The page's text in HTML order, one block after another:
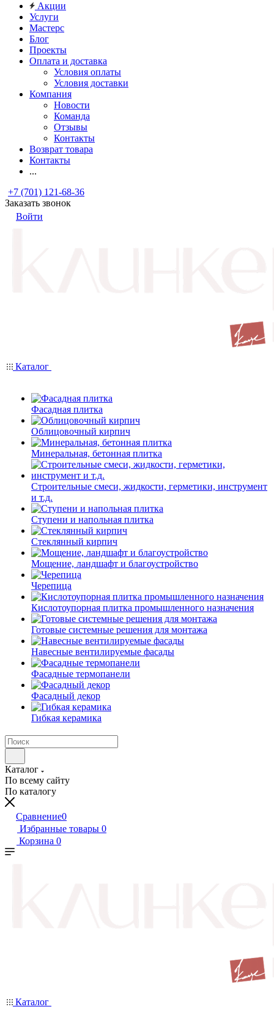
Акции
Услуги
Мастерс
Блог
Проекты
Оплата и доставка
Условия оплаты
Условия доставки
Компания
Новости
Команда
Отзывы
Контакты
Возврат товара
Контакты
...
+7 (701) 121-68-36
Заказать звонок
Войти
Каталог
Фасадная плитка
Облицовочный кирпич
Минеральная, бетонная плитка
Строительные смеси, жидкости, герметики, инструмент
и т.д.
Ступени и напольная плитка
Cтеклянный кирпич
Мощение, ландшафт и благоустройство
Черепица
Кислотоупорная плитка промышленного назначения
Готовые системные решения для монтажа
Навесные вентилируемые фасады
Фасадные термопанели
Фасадный декор
Гибкая керамика
Каталог
По всему сайту
По каталогу
Сравнение0
Избранные товары 0
Корзина 0
Каталог